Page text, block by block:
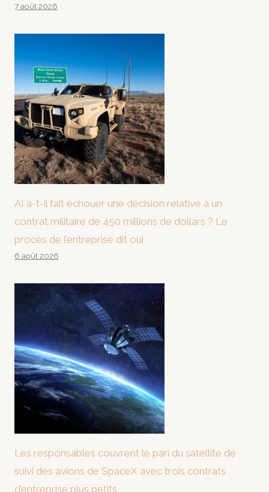
7 août 2026
AI a-t-il fait échouer une décision relative à un
contrat militaire de 450 millions de dollars ? Le
procès de l’entreprise dit oui
6 août 2026
Les responsables couvrent le pari du satellite de
suivi des avions de SpaceX avec trois contrats
d’entreprise plus petits